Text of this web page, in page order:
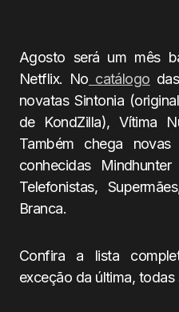
Agosto será um mês
Netflix. No catálogo
novatas Sintonia
de KondZilla), Vítima
Também chega
conhecidas
Telefonistas,
Branca.
Confira a lista
exceção da última,